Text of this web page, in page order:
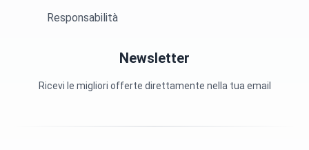
Responsabilità
Newsletter
Ricevi le migliori offerte direttamente nella tua email